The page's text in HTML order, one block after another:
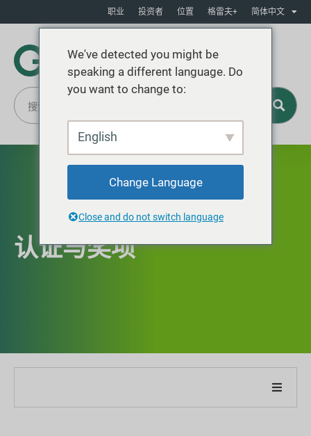
职业 投资者 位置 格雷夫+ 简体中文
认证与奖项
We've detected you might be
speaking a different language. Do
you want to change to:
English
Change Language
Close and do not switch language